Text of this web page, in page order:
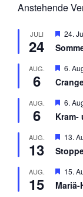
Anstehende
JULI
24
H
r
o
r
e
h
o
e
24.
AUG.
6
H
r
o
r
e
h
o
e
6.
AUG.
6
H
r
o
r
e
h
o
6.
Kram-
AUG.
13
H
r
o
r
13.
AUG.
15
H
r
15.